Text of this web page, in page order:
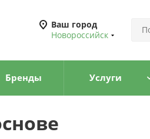
Ваш город
Новороссийск
Бренды Услуги